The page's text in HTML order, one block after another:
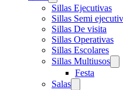
Sillas Ejecutivas
Sillas Semi
Sillas De visita
Sillas Operativas
Sillas Escolares
Sillas Multiusos
Festa
Salas